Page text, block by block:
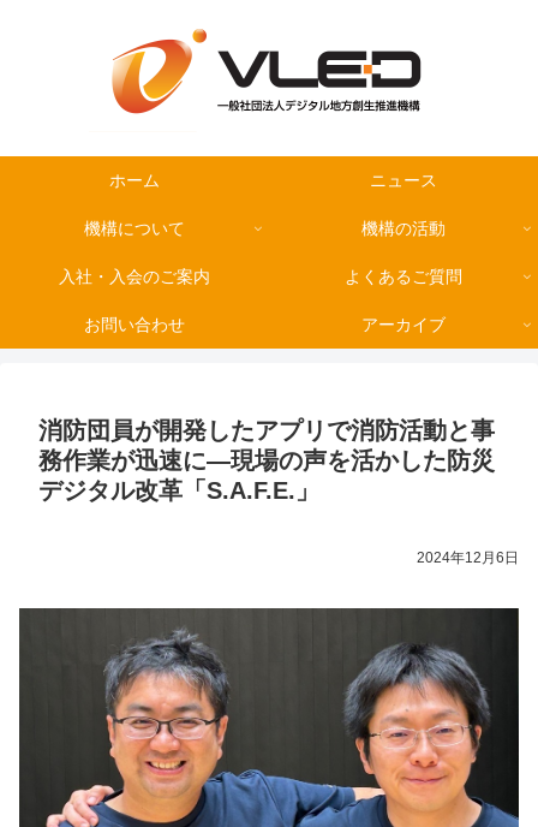
ホーム ニュース
機構について 機構の活動
入社・入会のご案内 よくあるご質問
お問い合わせ アーカイブ
消防団員が開発したアプリで消防活動と事
務作業が迅速に―現場の声を活かした防災
デジタル改革「S.A.F.E.」
2024年12月6日